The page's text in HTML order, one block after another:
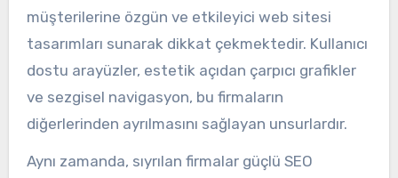
müşterilerine özgün ve etkileyici web sitesi
tasarımları sunarak dikkat çekmektedir. Kullanıcı
dostu arayüzler, estetik açıdan çarpıcı grafikler
ve sezgisel navigasyon, bu firmaların
diğerlerinden ayrılmasını sağlayan unsurlardır.
Aynı zamanda, sıyrılan firmalar güçlü SEO